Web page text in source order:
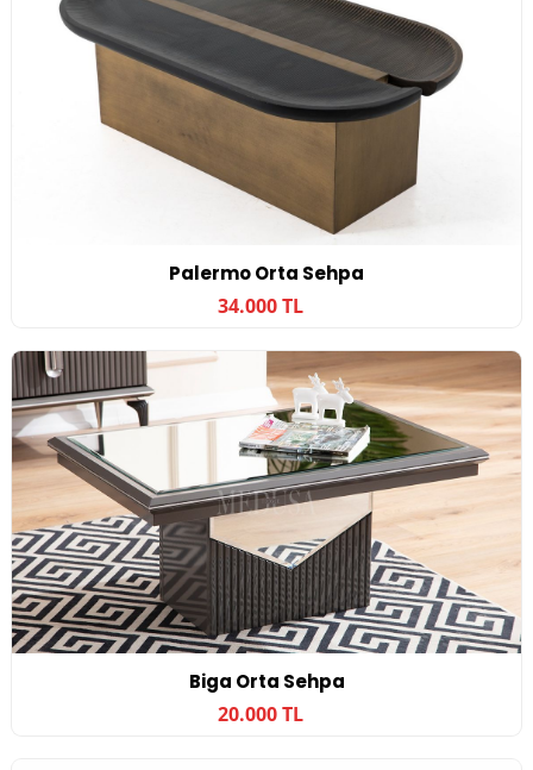
Palermo Orta Sehpa
34.000 TL
Biga Orta Sehpa
20.000 TL